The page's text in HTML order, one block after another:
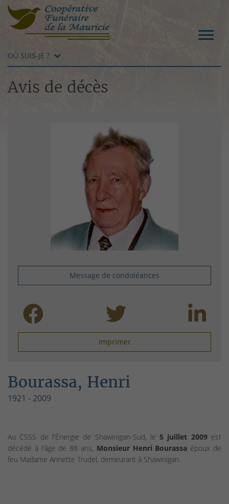
OÙ SUIS-JE ?
Avis de décès
Message de condoléances
Imprimer
Bourassa, Henri
1921 - 2009
Au CSSS de l'Énergie de Shawinigan-Sud, le 5 juillet 2009est
décédé à l'âge de 88 ans, Monsieur Henri Bourassa époux de
feu Madame Annette Trudel, demeurant à Shawinigan.